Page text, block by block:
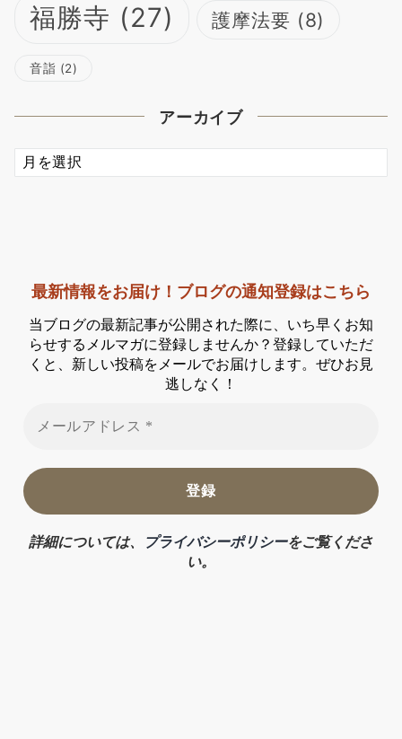
福勝寺 (27) 護摩法要 (8)
音詣 (2)
アーカイブ
ア
ー
最新情報をお届け！ブログの通知登録はこちら
当ブログの最新記事が公開された際に、いち早くお知
らせするメルマガに登録しませんか？登録していただ
くと、新しい投稿をメールでお届けします。ぜひお見
逃しなく！
詳細については、 プライバシーポリシーをご覧くださ
い。